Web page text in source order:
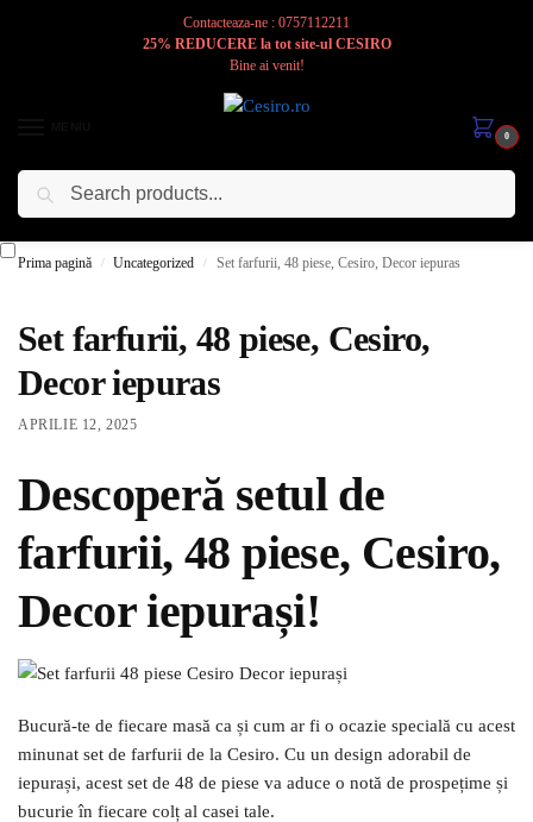
Contacteaza-ne : 0757112211
25% REDUCERE la tot site-ul CESIRO
Bine ai venit!
0
Cesiro
Prima pagină / Uncategorized / Set farfurii, 48 piese, Cesiro, Decor iepuras
Set farfurii, 48 piese, Cesiro,
Decor iepuras
APRILIE 12, 2025
Descoperă setul de
farfurii, 48 piese, Cesiro,
Decor iepurași!
Bucură-te de fiecare masă ca și cum ar fi o ocazie specială cu acest
minunat set de farfurii de la Cesiro. Cu un design adorabil de
iepurași, acest set de 48 de piese va aduce o notă de prospețime și
bucurie în fiecare colț al casei tale.